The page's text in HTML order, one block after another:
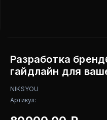
Разработка
гайдлайн для
NIKSYOU
Артикул: